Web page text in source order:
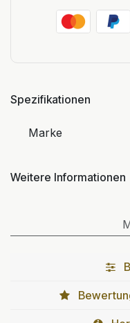
Spezifikationen
Marke
Weitere Informationen